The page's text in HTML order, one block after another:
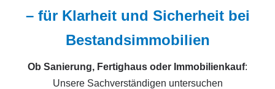
– für Klarheit und Sicherheit bei
Bestandsimmobilien
Ob Sanierung, Fertighaus oder Immobilienkauf:
Unsere Sachverständigen untersuchen